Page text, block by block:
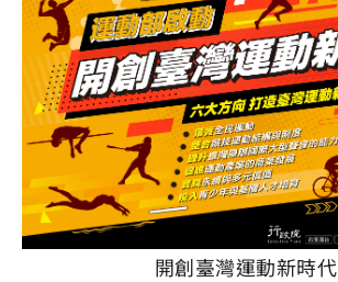
開創臺灣運動新時代